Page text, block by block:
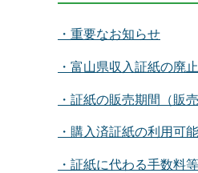
・重要なお知らせ
・富山県収入証紙の廃
・証紙の販売期間（販売
・購入済証紙の利用可
・証紙に代わる手数料